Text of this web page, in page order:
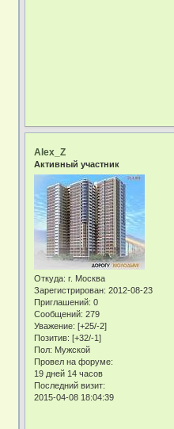
Alex_Z
Активный участник
Откуда: г. Москва
Зарегистрирован: 2012-08-23
Приглашений: 0
Сообщений: 279
Уважение: [+25/-2]
Позитив: [+32/-1]
Пол: Мужской
Провел на форуме:
19 дней 14 часов
Последний визит:
2015-04-08 18:04:39